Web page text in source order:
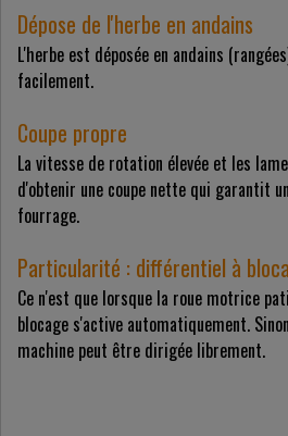
Dépose de l'herbe en andains
L'herbe est déposée en andains
facilement.
Coupe propre
La vitesse de rotation élevée et les
d'obtenir une coupe nette qui garantit
fourrage.
Particularité : différentiel à
Ce n'est que lorsque la roue motrice
blocage s'active automatiquement.
machine peut être dirigée librement.